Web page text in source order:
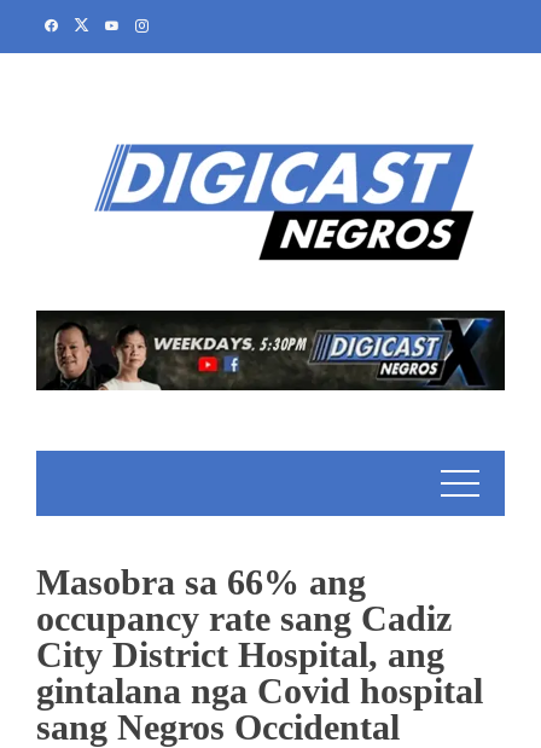
Masobra sa 66% ang
occupancy rate sang Cadiz
City District Hospital, ang
gintalana nga Covid hospital
sang Negros Occidental